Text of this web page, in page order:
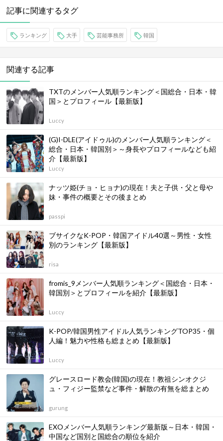
記事に関連するタグ
ランキング 大手 芸能事務所 韓国
関連する記事
TXTのメンバー人気順ランキング＜国総合・日本・韓
国＞とプロフィール【最新版】
Luccy
(G)I-DLE(アイドゥル)のメンバー人気順ランキング＜
総合・日本・韓国別＞～身長やプロフィールなども紹
介【最新版】
Luccy
ナッツ姫(チョ・ヒョナ)の現在！夫と子供・父と母や
妹・事件の概要とその後まとめ
passpi
ブサイクなK-POP・韓国アイドル40選～男性・女性
別のランキング【最新版】
risa
fromis_9メンバー人気順ランキング＜国総合・日本・
韓国別＞とプロフィールを紹介【最新版】
Luccy
K-POP/韓国男性アイドル人気ランキングTOP35・個
人編！魅力や性格も総まとめ【最新版】
Luccy
グレースロード教会(韓国)の現在！教祖シンオクジ
ュ・フィジー監禁など事件・解散の有無を総まとめ
gurung
EXOメンバー人気順ランキング最新版～日本・韓国・
中国など国別と国総合の順位を紹介